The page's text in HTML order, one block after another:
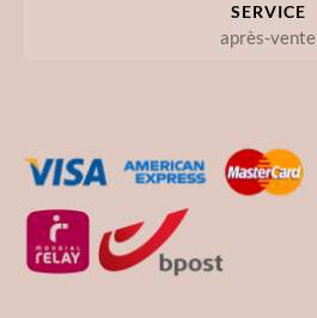
SERVICE
après-vente